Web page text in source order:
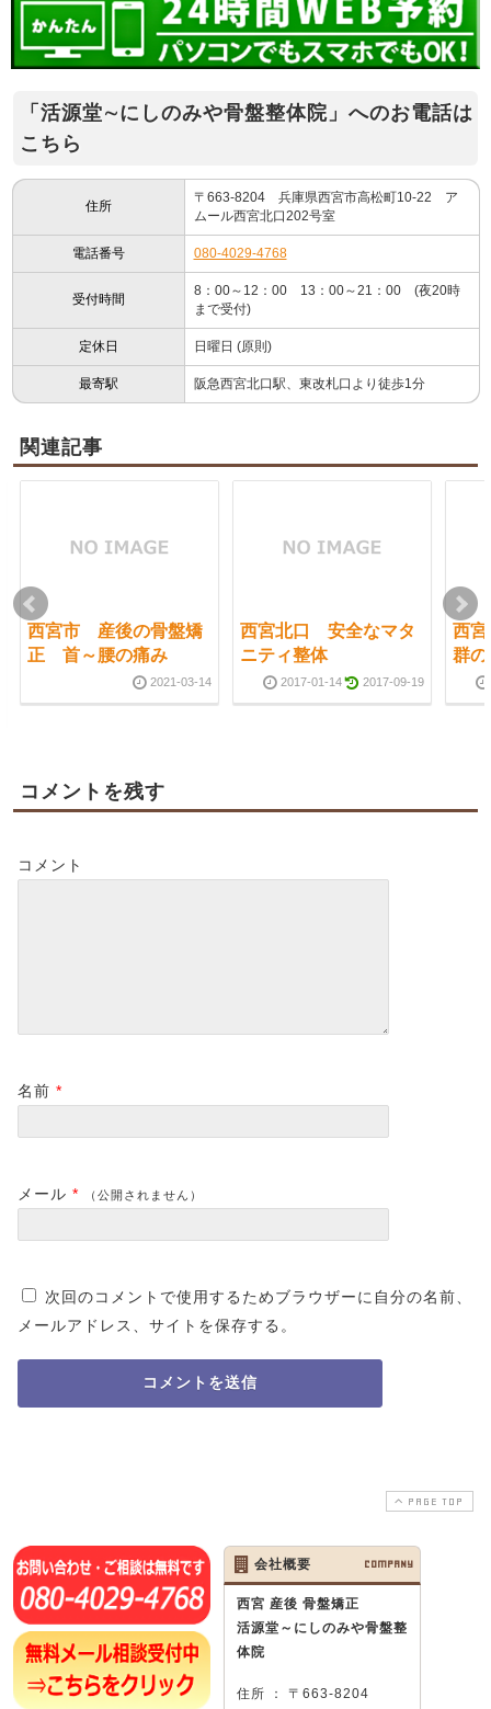
「活源堂∼にしのみや骨盤整体院」へのお電話は
こちら
住所
〒663-8204 兵庫県西宮市高松町10-22 ア
ムール西宮北口202号室
電話番号 080-4029-4768
受付時間
8：00～12：00 13：00～21：00 (夜20時
まで受付)
定休日 日曜日 (原則)
最寄駅 阪急西宮北口駅、東改札口より徒歩1分
関連記事
西宮市 産後の骨盤矯
正 首～腰の痛み
2021-03-14
西宮北口 安全なマタ
ニティ整体
2017-01-14 2017-09-19
西
群
コメントを残す
コメント
名前 *
メール * （公開されません）
次回のコメントで使用するためブラウザーに自分の名前、
メールアドレス、サイトを保存する。
PAGE TOP
会社概要 COMPANY
西宮 産後 骨盤矯正
活源堂～にしのみや骨盤整
体院
住所 ： 〒663-8204